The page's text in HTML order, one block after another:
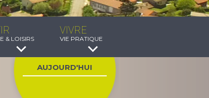
& LOISIRS
VIVRE
VIE PRATIQUE
AUJOURD'HUI